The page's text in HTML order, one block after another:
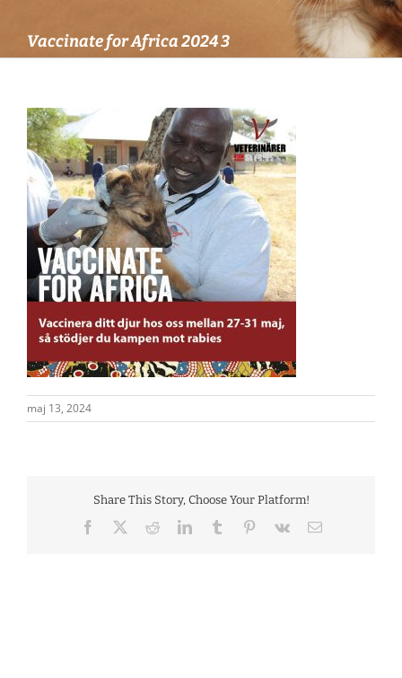
Vaccinate for Africa 2024 3
maj 13, 2024
Share This Story, Choose Your Platform!
Facebook RedditLinkedInTumblr Pinterest
Vk Email